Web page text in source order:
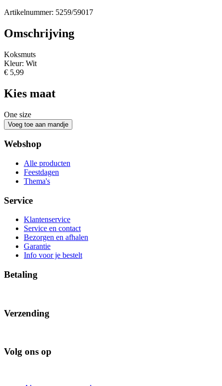
Artikelnummer: 5259/59017
Omschrijving
Koksmuts
Kleur: Wit
€ 5,99
Kies maat
One size
Webshop
Alle producten
Feestdagen
Thema's
Service
Klantenservice
Service en contact
Bezorgen en afhalen
Garantie
Info voor je bestelt
Betaling
Verzending
Volg ons op